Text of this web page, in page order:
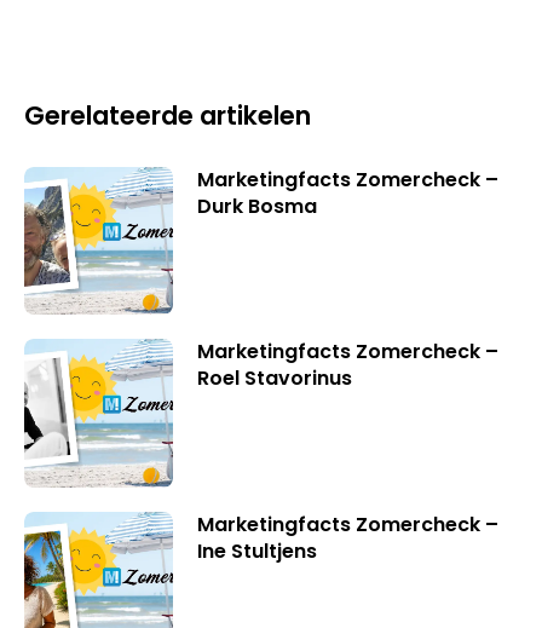
Gerelateerde artikelen
Marketingfacts Zomercheck –
Durk Bosma
Marketingfacts Zomercheck –
Roel Stavorinus
Marketingfacts Zomercheck –
Ine Stultjens